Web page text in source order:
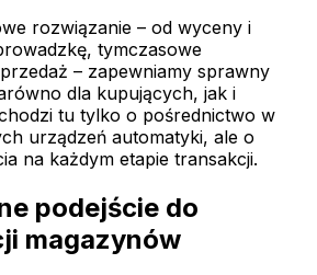
rozwiązanie – od wyceny i
tymczasowe
– zapewniamy sprawny
dla kupujących, jak i
tu tylko o pośrednictwo w
urządzeń automatyki, ale o
na każdym etapie transakcji.
podejście do
magazynów